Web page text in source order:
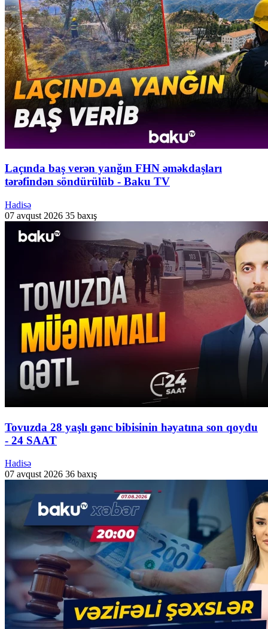
Laçında baş verən yanğın FHN əməkdaşları
tərəfindən söndürülüb - Baku TV
Hadisə
07 avqust 2026 35 baxış
Tovuzda 28 yaşlı gənc bibisinin həyatına son qoydu
- 24 SAAT
Hadisə
07 avqust 2026 36 baxış